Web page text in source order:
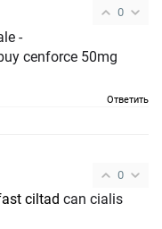
0
-
Ответить
0
ciltad can cialis